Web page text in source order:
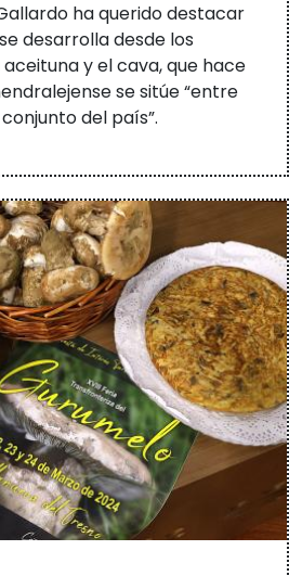
ha querido destacar
desarrolla desde los
y el cava, que hace
se sitúe “entre
del país”.